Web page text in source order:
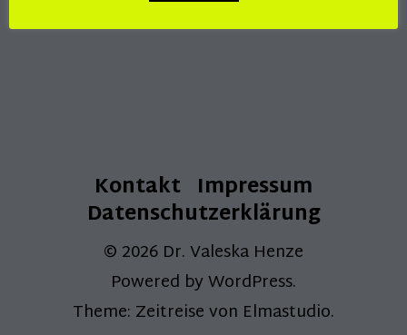
Kontakt Impressum
Datenschutzerklärung
© 2026 Dr. Valeska Henze
Powered byWordPress
Theme: Zeitreise von Elmastudio